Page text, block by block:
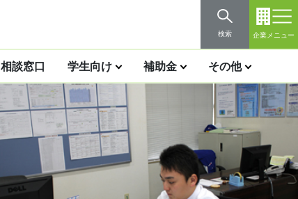
検索 企業メニュー
相談窓口 学生向け 補助金 その他